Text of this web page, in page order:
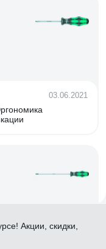
03.06.2021
Акции, скидки,